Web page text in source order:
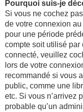
Pourquoi suis-je
Si vous ne cochez
de votre connexion
pour une période
compte soit utilisé par
connecté, veuillez
lors de votre
recommandé si vous
public, comme une
etc. Si vous n’arrivez
probable qu’un